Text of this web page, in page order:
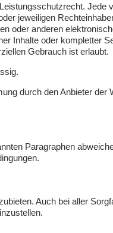
jeweiligen
oder anderen
Inhalte oder kompletter
Gebrauch ist erlaubt.
durch den Anbieter
Paragraphen
Auch bei aller